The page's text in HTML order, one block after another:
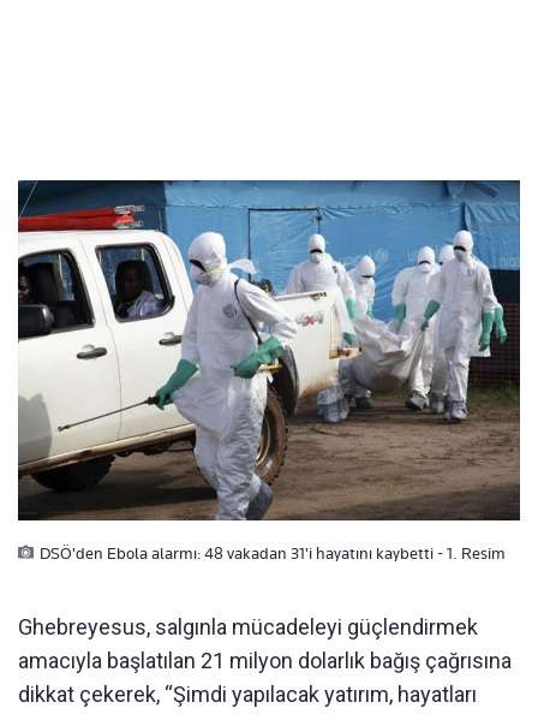
DSÖ'den Ebola alarmı: 48 vakadan 31'i hayatını kaybetti - 1. Resim
Ghebreyesus, salgınla mücadeleyi güçlendirmek
amacıyla başlatılan 21 milyon dolarlık bağış çağrısına
dikkat çekerek, “Şimdi yapılacak yatırım, hayatları